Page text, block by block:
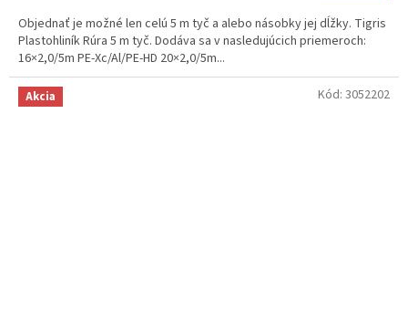
Objednať je možné len celú 5 m tyč a alebo násobky jej dĺžky. Tigris
Plastohliník Rúra 5 m tyč. Dodáva sa v nasledujúcich priemeroch:
16×2,0/5m PE-Xc/Al/PE-HD 20×2,0/5m...
Akcia Kód: 3052202